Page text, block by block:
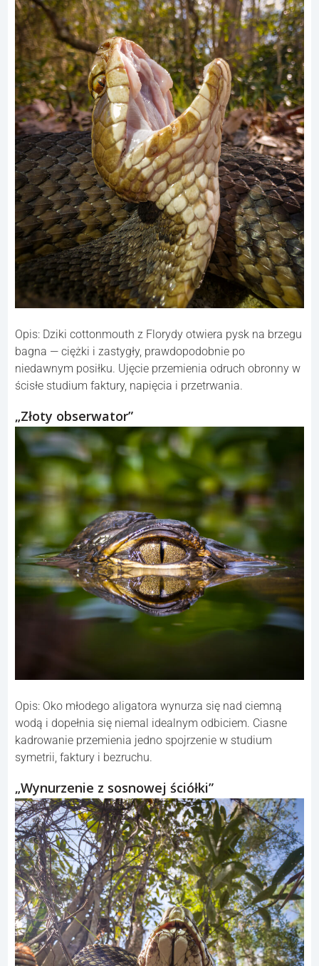
Opis: Dziki cottonmouth z Florydy otwiera pysk na brzegu
bagna — ciężki i zastygły, prawdopodobnie po
niedawnym posiłku. Ujęcie przemienia odruch obronny w
ścisłe studium faktury, napięcia i przetrwania.
„Złoty obserwator”
Opis: Oko młodego aligatora wynurza się nad ciemną
wodą i dopełnia się niemal idealnym odbiciem. Ciasne
kadrowanie przemienia jedno spojrzenie w studium
symetrii, faktury i bezruchu.
„Wynurzenie z sosnowej ściółki”